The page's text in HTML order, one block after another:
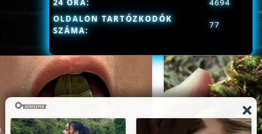
OLDALON TARTÓZKODÓK
SZÁMA:
77
24 ÓRA:
4694